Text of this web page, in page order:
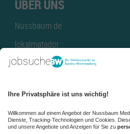
ÜBER UNS
Nussbaum.de
lokalmatador
kaufinBW
NussbaumID
Nussbaum Medien